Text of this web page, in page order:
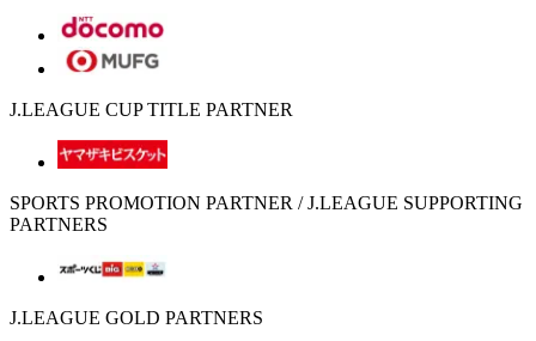
J.LEAGUE CUP TITLE PARTNER
SPORTS PROMOTION PARTNER / J.LEAGUE SUPPORTING
PARTNERS
J.LEAGUE GOLD PARTNERS